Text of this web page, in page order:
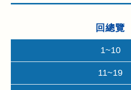
回總覽
1~10
11~19